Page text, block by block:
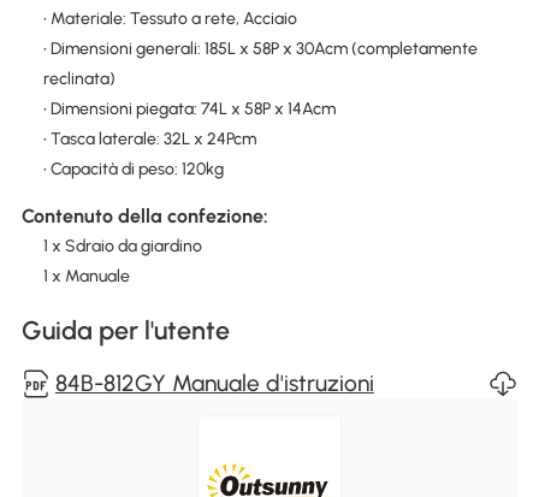
• Materiale: Tessuto a rete, Acciaio
• Dimensioni generali: 185L x 58P x 30Acm (completamente
reclinata)
• Dimensioni piegata: 74L x 58P x 14Acm
• Tasca laterale: 32L x 24Pcm
• Capacità di peso: 120kg
Contenuto della confezione:
1 x Sdraio da giardino
1 x Manuale
Guida per l'utente
84B-812GY Manuale d'istruzioni